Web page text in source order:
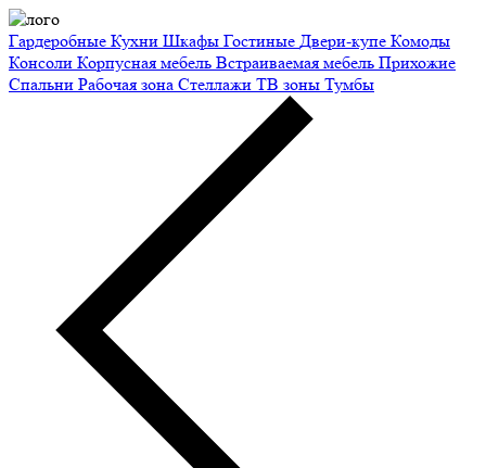
Гардеробные Кухни Шкафы Гостиные Двери-купе Комоды
Консоли Корпусная мебель Встраиваемая мебель Прихожие
Спальни Рабочая зона Стеллажи ТВ зоны Тумбы